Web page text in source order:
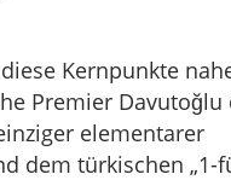
Kernpunkte
Premier Davutoğlu
elementarer
dem türkischen „1-